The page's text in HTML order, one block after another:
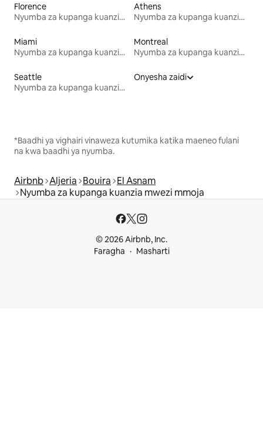
Florence
Nyumba za kupanga kuanzia mwezi mmoja
Athens
Nyumba za kupanga kuanzia mwezi mmoja
Miami
Nyumba za kupanga kuanzia mwezi mmoja
Montreal
Nyumba za kupanga kuanzia mwezi mmoja
Seattle
Nyumba za kupanga kuanzia mwezi mmoja
Onyesha zaidi
*Baadhi ya vighairi vinaweza kutumika katika maeneo fulani
na kwa baadhi ya nyumba.
Airbnb Aljeria Bouira El Asnam
Nyumba za kupanga kuanzia mwezi mmoja
© 2026 Airbnb, Inc.
Faragha
Masharti